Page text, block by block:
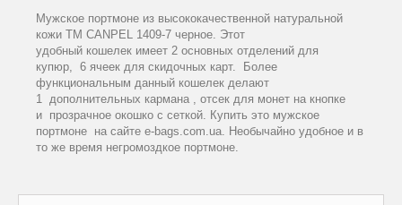
Мужское портмоне из высококачественной натуральной
кожи ТМ CANPEL 1409-7 черное. Этот
удобный кошелек имеет 2 основных отделений для
купюр, 6 ячеек для скидочных карт. Более
функциональным данный кошелек делают
1 дополнительных кармана , отсек для монет на кнопке
и прозрачное окошко с сеткой. Купить это мужское
портмоне на сайте e-bags.com.ua. Необычайно удобное и в
то же время негромоздкое портмоне.